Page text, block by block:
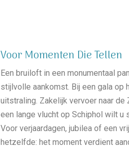
Voor Momenten Die Tellen
Een bruiloft in een monumentaal
stijlvolle aankomst. Bij een gala op
uitstraling. Zakelijk vervoer naar de
een lange vlucht op Schiphol wilt
Voor verjaardagen, jubilea of een
hetzelfde: het moment verdient